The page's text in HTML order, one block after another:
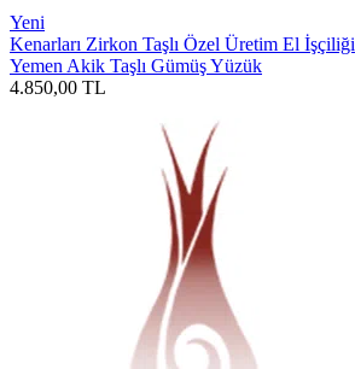
Yeni
Kenarları Zirkon Taşlı Özel Üretim El İşçiliği
Yemen Akik Taşlı Gümüş Yüzük
4.850,00 TL